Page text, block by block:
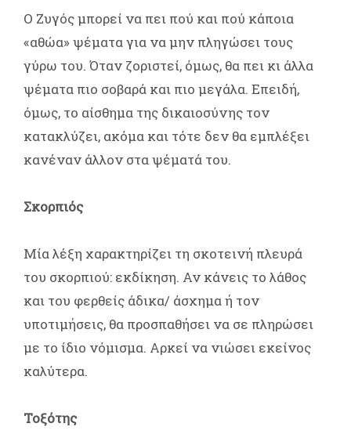
Ο Ζυγός μπορεί να πει πού και πού κάποια
«αθώα» ψέματα για να μην πληγώσει τους
γύρω του. Όταν ζοριστεί, όμως, θα πει κι άλλα
ψέματα πιο σοβαρά και πιο μεγάλα. Επειδή,
όμως, το αίσθημα της δικαιοσύνης τον
κατακλύζει, ακόμα και τότε δεν θα εμπλέξει
κανέναν άλλον στα ψέματά του.
Σκορπιός
Μία λέξη χαρακτηρίζει τη σκοτεινή πλευρά
του σκορπιού: εκδίκηση. Αν κάνεις το λάθος
και του φερθείς άδικα/ άσχημα ή τον
υποτιμήσεις, θα προσπαθήσει να σε πληρώσει
με το ίδιο νόμισμα. Αρκεί να νιώσει εκείνος
καλύτερα.
Τοξότης